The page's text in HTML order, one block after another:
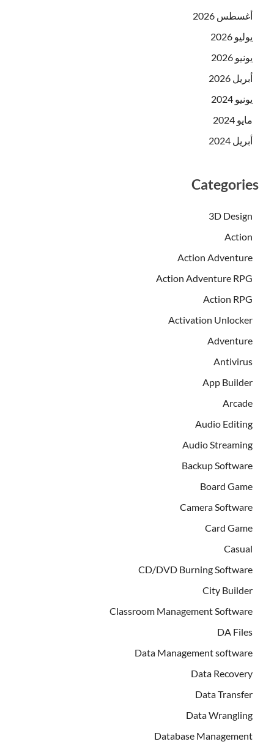
أغسطس 2026
يوليو 2026
يونيو 2026
أبريل 2026
يونيو 2024
مايو 2024
أبريل 2024
Categories
3D Design
Action
Action Adventure
Action Adventure RPG
Action RPG
Activation Unlocker
Adventure
Antivirus
App Builder
Arcade
Audio Editing
Audio Streaming
Backup Software
Board Game
Camera Software
Card Game
Casual
CD/DVD Burning Software
City Builder
Classroom Management Software
DA Files
Data Management software
Data Recovery
Data Transfer
Data Wrangling
Database Management